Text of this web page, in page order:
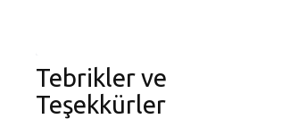
Tebrikler ve
Teşekkürler